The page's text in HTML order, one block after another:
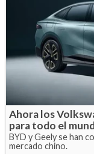
Ahora los
para todo el
BYD y Geely se han
mercado chino.